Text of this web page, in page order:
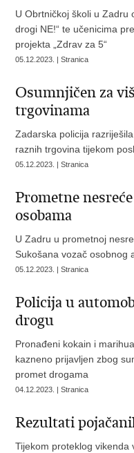
U Obrtničkoj školi u
drogi NE!“ te učenicima
projekta „Zdrav za 5“
05.12.2023. | Stranica
Osumnjičen za
trgovinama
Zadarska policija
raznih trgovina tijekom
05.12.2023. | Stranica
​Prometne
osobama
U Zadru u prometnoj
Sukošana vozač osobnog
05.12.2023. | Stranica
Policija u
drogu
Pronađeni kokain i
kazneno prijavljen zbog
promet drogama
04.12.2023. | Stranica
Rezultati
Tijekom proteklog vikenda